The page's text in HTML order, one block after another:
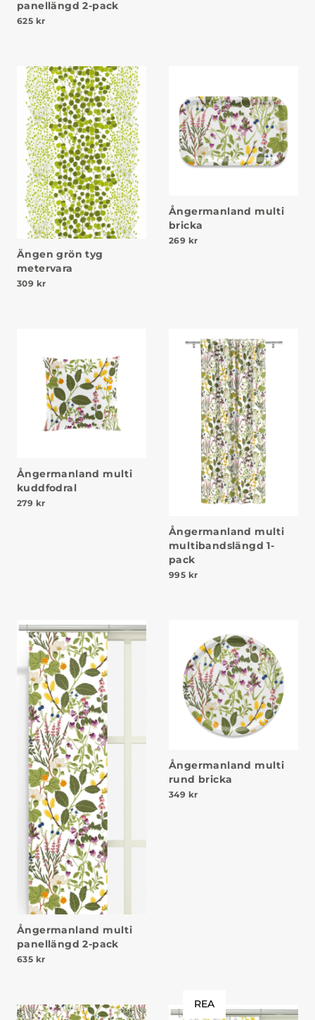
panellängd 2-pack
625 kr
Ängen grön tyg
metervara
309 kr
Ångermanland multi
bricka
269 kr
Ångermanland multi
kuddfodral
279 kr
Ångermanland multi
multibandslängd 1-
pack
995 kr
Ångermanland multi
panellängd 2-pack
635 kr
Ångermanland multi
rund bricka
349 kr
REA